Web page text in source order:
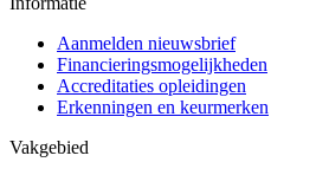
Aanmelden nieuwsbrief
Financieringsmogelijkheden
Accreditaties opleidingen
Erkenningen en keurmerken
Vakgebied